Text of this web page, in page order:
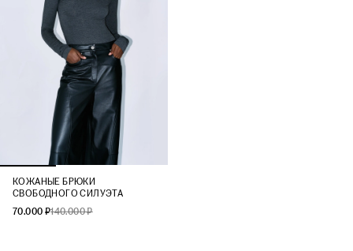
КОЖАНЫЕ БРЮКИ
СВОБОДНОГО СИЛУЭТА
70.000 ₽140.000 ₽